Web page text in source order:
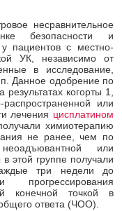
несравнительное
безопасности и
пациентов с местно-
УК, независимо от
в исследование,
Данное одобрение по
когорты 1,
или
лечения цисплатином
химиотерапию
не ранее, чем по
или
этой группе получали
три недели до
конечной точкой в
ответа (ЧОО).